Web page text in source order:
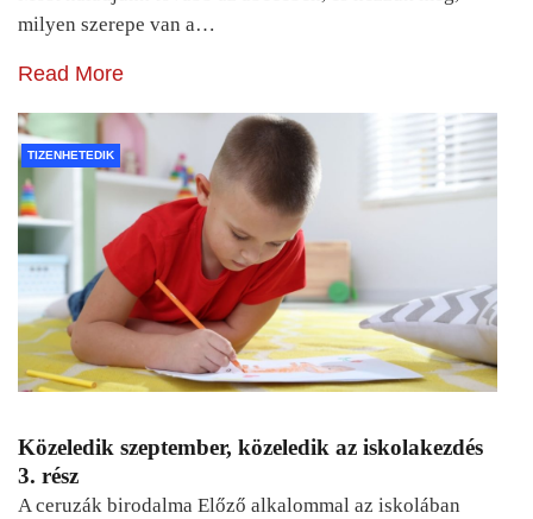
milyen szerepe van a…
Read More
TIZENHETEDIK
Közeledik szeptember, közeledik az iskolakezdés
3. rész
A ceruzák birodalma Előző alkalommal az iskolában